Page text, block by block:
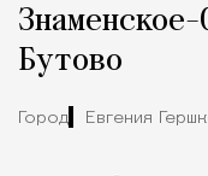
Бутово
Город Евгения